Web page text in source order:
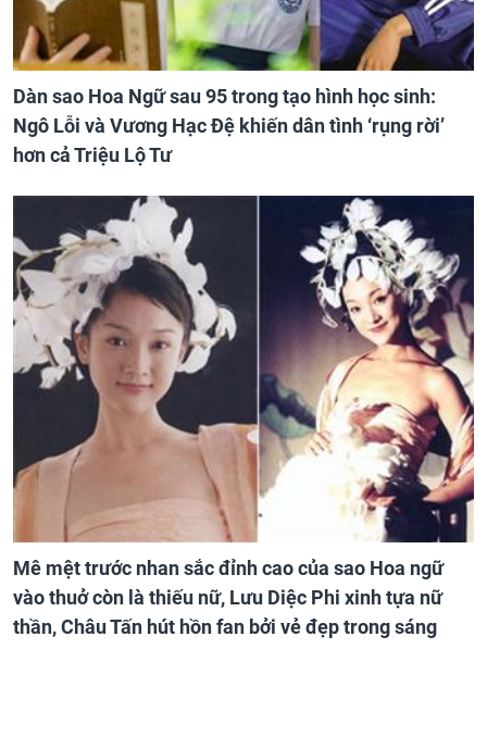
Dàn sao Hoa Ngữ sau 95 trong tạo hình học sinh:
Ngô Lỗi và Vương Hạc Đệ khiến dân tình ‘rụng rời’
hơn cả Triệu Lộ Tư
Mê mệt trước nhan sắc đỉnh cao của sao Hoa ngữ
vào thuở còn là thiếu nữ, Lưu Diệc Phi xinh tựa nữ
thần, Châu Tấn hút hồn fan bởi vẻ đẹp trong sáng